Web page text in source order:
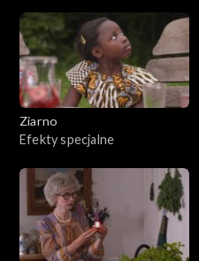
Ziarno
Efekty specjalne